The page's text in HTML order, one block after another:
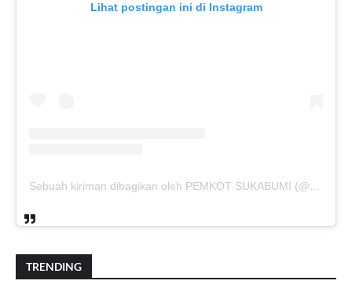
Lihat postingan ini di Instagram
Sebuah kiriman dibagikan oleh PEMKOT SUKABUMI (@pemkotsukabumi_)
TRENDING